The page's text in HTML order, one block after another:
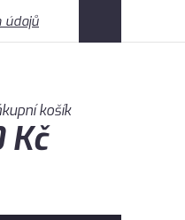
údajů
košík
Kč